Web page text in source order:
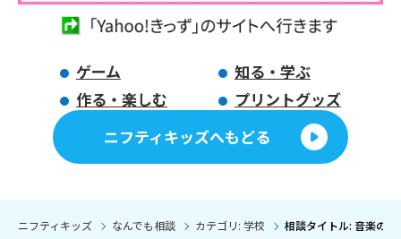
ゲーム
知る・学ぶ
作る・楽しむ
プリントグッズ
ニフティキッズへもどる
ニフティキッズ なんでも相談 カテゴリ: 学校 相談タイトル: 音楽の